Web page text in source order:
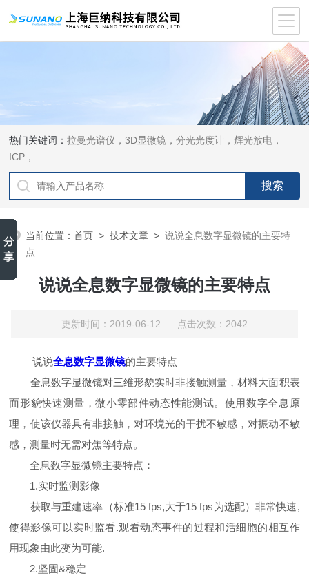
热门关键词：拉曼光谱仪，3D显微镜，分光光度计，辉光放电，
ICP，
当前位置：首页 >技术文章 >说说全息数字显微镜的主要特
点
说说全息数字显微镜的主要特点
更新时间：2019-06-12 点击次数：2042
说说全息数字显微镜的主要特点
全息数字显微镜对三维形貌实时非接触测量，材料大面积表
面形貌快速测量，微小零部件动态性能测试。使用数字全息原
理，使该仪器具有非接触，对环境光的干扰不敏感，对振动不敏
感，测量时无需对焦等特点。
全息数字显微镜主要特点：
1.实时监测影像
获取与重建速率（标准15 fps,大于15 fps为选配）非常快速,
使得影像可以实时监看.观看动态事件的过程和活细胞的相互作
用现象由此变为可能.
2.坚固&稳定